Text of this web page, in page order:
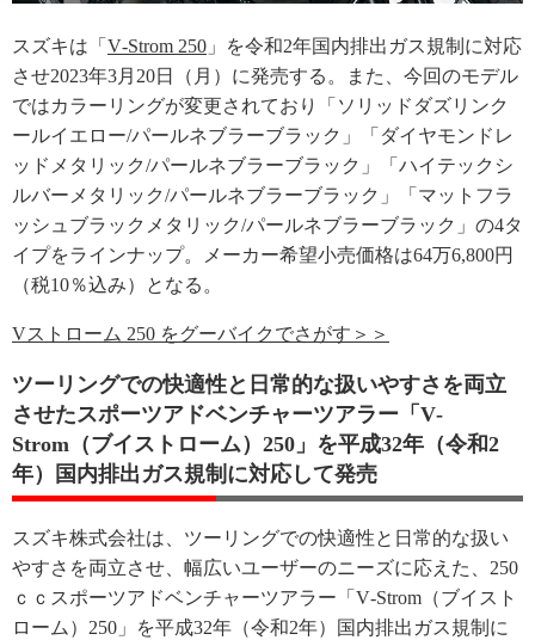
スズキは「 V‐Strom 250 」を令和2年国内排出ガス規制に対応
させ2023年3月20日（月）に発売する。また、今回のモデル
ではカラーリングが変更されており「ソリッドダズリンク
ールイエロー/パールネブラーブラック」「ダイヤモンドレ
ッドメタリック/パールネブラーブラック」「ハイテックシ
ルバーメタリック/パールネブラーブラック」「マットフラ
ッシュブラックメタリック/パールネブラーブラック」の4タ
イプをラインナップ。メーカー希望小売価格は64万6,800円
（税10％込み）となる。
Vストローム 250 をグーバイクでさがす＞＞
ツーリングでの快適性と日常的な扱いやすさを両立
させたスポーツアドベンチャーツアラー「V‐
Strom（ブイストローム）250」を平成32年（令和2
年）国内排出ガス規制に対応して発売
スズキ株式会社は、ツーリングでの快適性と日常的な扱い
やすさを両立させ、幅広いユーザーのニーズに応えた、250
ｃｃスポーツアドベンチャーツアラー「V‐Strom（ブイスト
ローム）250」を平成32年（令和2年）国内排出ガス規制に